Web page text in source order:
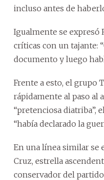
incluso antes de
Igualmente se expresó
críticas con un tajante:
documento y luego
Frente a esto, el grupo
rápidamente al paso al
“pretenciosa diatriba”,
“había declarado la
En una línea similar se
Cruz, estrella
conservador del